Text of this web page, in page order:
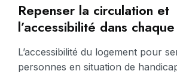
Repenser la circulation et
l’accessibilité dans
L’accessibilité du logement pour
personnes en situation de